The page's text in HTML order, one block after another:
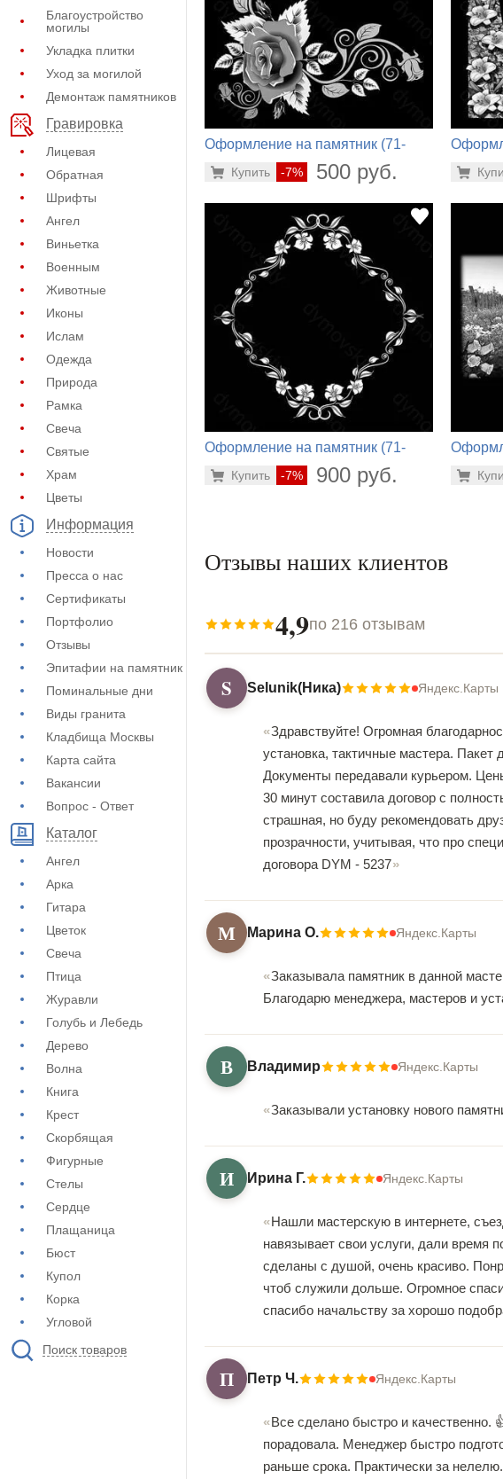
Благоустройство
могилы
Укладка плитки
Уход за могилой
Демонтаж памятников
Гравировка
Лицевая
Обратная
Шрифты
Ангел
Виньетка
Военным
Животные
Иконы
Ислам
Одежда
Природа
Рамка
Свеча
Святые
Храм
Цветы
Информация
Новости
Пресса о нас
Сертификаты
Портфолио
Отзывы
Эпитафии на памятник
Поминальные дни
Виды гранита
Кладбища Москвы
Карта сайта
Вакансии
Вопрос - Ответ
Каталог
Ангел
Арка
Гитара
Цветок
Свеча
Птица
Журавли
Голубь и Лебедь
Дерево
Волна
Книга
Крест
Скорбящая
Фигурные
Стелы
Сердце
Плащаница
Бюст
Купол
Корка
Угловой
Поиск товаров
Оформление на памятник (71-
-7% 500 руб.
Купить
Оформление на памятник (71-
-7% 900 руб.
Купить
Отзывы наших клиентов
4,9по 216 отзывам
S Selunik(Ника) Яндекс.Карты
Здравствуйте! Огромная
установка, тактичные мастера.
Документы передавали курьером.
30 минут составила договор с
страшная, но буду рекомендовать
прозрачности, учитывая, что про
договора DYM - 5237
М Марина О. Яндекс.Карты
Заказывала памятник в данной
Благодарю менеджера, мастеров и
В Владимир Яндекс.Карты
Заказывали установку нового
И Ирина Г. Яндекс.Карты
Нашли мастерскую в интернете,
навязывает свои услуги, дали время
сделаны с душой, очень красиво.
чтоб служили дольше. Огромное
спасибо начальству за хорошо
П Петр Ч. Яндекс.Карты
Все сделано быстро и
порадовала. Менеджер быстро
раньше срока. Практически за